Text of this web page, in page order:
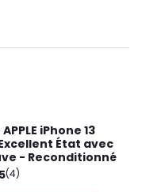
iPhone 13
État avec
- Reconditionné
(4)